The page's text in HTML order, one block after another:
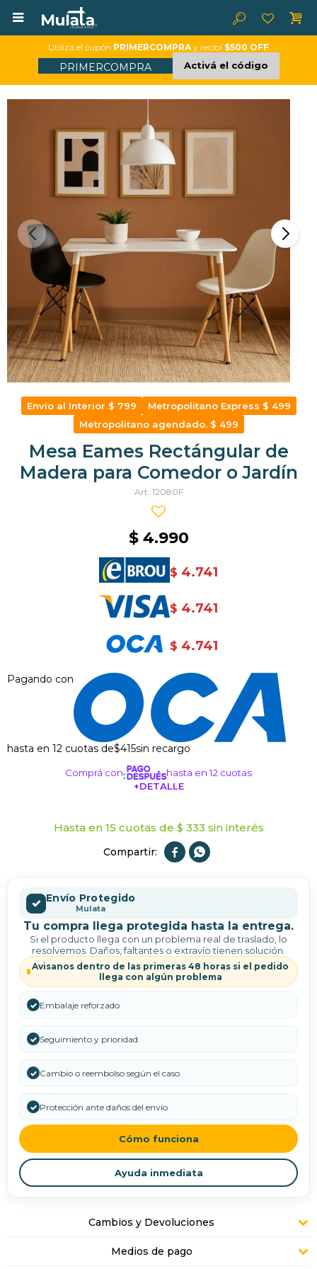

Utilizá el cupón PRIMERCOMPRA y recibí $500 OFF
PRIMERCOMPRA Activá el código
Envio al Interior $ 799
Metropolitano Express $ 499
Metropolitano agendado. $ 499
Mesa Eames Rectángular de
Madera para Comedor o Jardín
12080F
$ 4.990
$ 4.741
$ 4.741
$ 4.741
Pagando con
hasta en 12 cuotas de$415sin recargo
Comprá con
hasta en 12 cuotas
+DETALLE
Hasta en 15 cuotas de $ 333 sin interés
 
✓ Envío Protegido
Mulata
Tu compra llega protegida hasta la entrega.
Si el producto llega con un problema real de traslado, lo
resolvemos. Daños, faltantes o extravío tienen solución.
Avisanos dentro de las primeras 48 horas si el pedido
llega con algún problema
✓ Embalaje reforzado
✓ Seguimiento y prioridad
✓ Cambio o reembolso según el caso
✓ Protección ante daños del envío
Cómo funciona
Ayuda inmediata
Cambios y Devoluciones
Medios de pago